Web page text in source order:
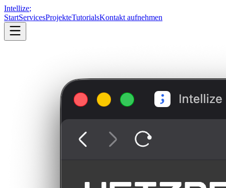
Intellize;
StartServicesProjekteTutorialsKontakt aufnehmen